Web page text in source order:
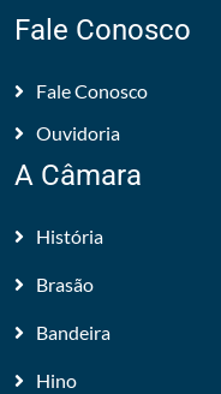
Fale Conosco
Fale Conosco
Ouvidoria
A Câmara
História
Brasão
Bandeira
Hino